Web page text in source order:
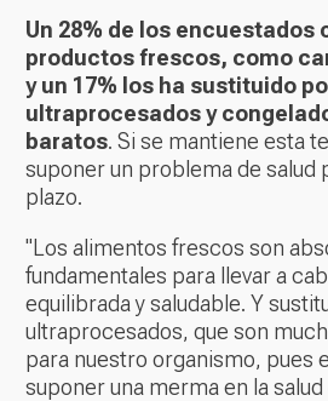
Un 28% de los encuestados
productos frescos, como
y un 17% los ha sustituido
ultraprocesados y
baratos. Si se mantiene esta
suponer un problema de salud
plazo.
"Los alimentos frescos son
fundamentales para llevar a
equilibrada y saludable. Y
ultraprocesados, que son
para nuestro organismo, pues
suponer una merma en la